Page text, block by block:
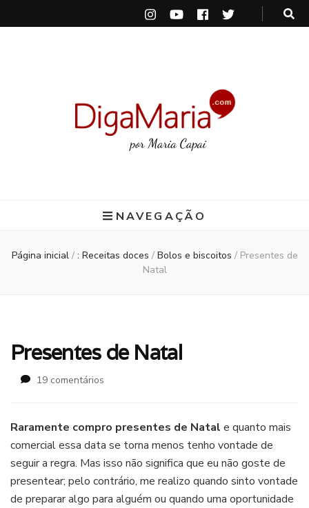
NAVEGAÇÃO
Página inicial / : Receitas doces / Bolos e biscoitos / Presentes de
Natal
Presentes de Natal
19 comentários
Natal
Raramente compro presentes de Natal e quanto mais
comercial essa data se torna menos tenho vontade de
seguir a regra. Mas isso não significa que eu não goste de
presentear; pelo contrário, me realizo quando sinto vontade
de preparar algo para alguém ou quando uma oportunidade